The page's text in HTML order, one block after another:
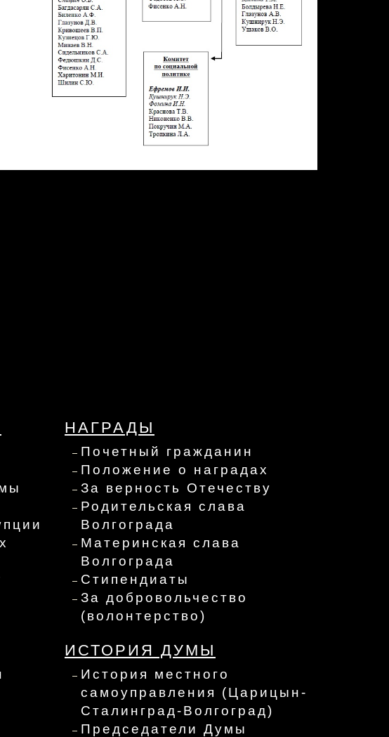
НАГРАДЫ
Почетный гражданин
Положение о наградах
За верность Отечеству
Родительская слава
Волгограда
Материнская слава
Волгограда
Стипендиаты
За добровольчество
(волонтерство)
ИСТОРИЯ ДУМЫ
История местного
самоуправления (Царицын-
Сталинград-Волгоград)
Председатели Думы